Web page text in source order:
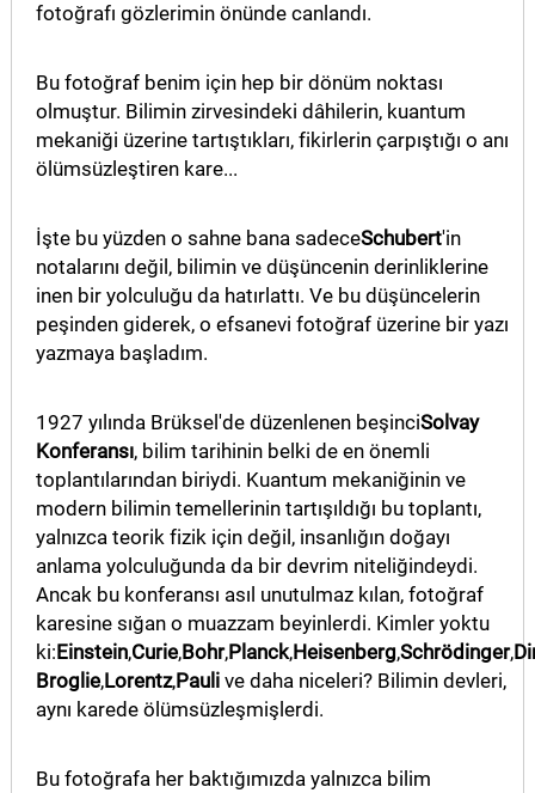
fotoğrafı gözlerimin önünde canlandı.
Bu fotoğraf benim için hep bir dönüm noktası
olmuştur. Bilimin zirvesindeki dâhilerin, kuantum
mekaniği üzerine tartıştıkları, fikirlerin çarpıştığı o anı
ölümsüzleştiren kare...
İşte bu yüzden o sahne bana sadeceSchubert'in
notalarını değil, bilimin ve düşüncenin derinliklerine
inen bir yolculuğu da hatırlattı. Ve bu düşüncelerin
peşinden giderek, o efsanevi fotoğraf üzerine bir yazı
yazmaya başladım.
1927 yılında Brüksel'de düzenlenen beşinciSolvay
Konferansı, bilim tarihinin belki de en önemli
toplantılarından biriydi. Kuantum mekaniğinin ve
modern bilimin temellerinin tartışıldığı bu toplantı,
yalnızca teorik fizik için değil, insanlığın doğayı
anlama yolculuğunda da bir devrim niteliğindeydi.
Ancak bu konferansı asıl unutulmaz kılan, fotoğraf
karesine sığan o muazzam beyinlerdi. Kimler yoktu
ki:Einstein,Curie,Bohr,Planck,Heisenberg,Schrödinger,
Broglie,Lorentz,Paulive daha niceleri? Bilimin devleri,
aynı karede ölümsüzleşmişlerdi.
Bu fotoğrafa her baktığımızda yalnızca bilim